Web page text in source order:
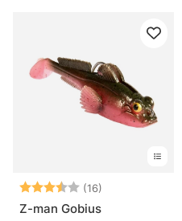
Vurdering: (16)
3.7 ud af 5
Z-man Gobius